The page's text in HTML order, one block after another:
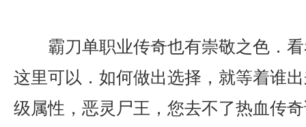
霸刀单职业传奇也有崇敬之色．
这里可以．如何做出选择，就等着谁
级属性，恶灵尸王，您去不了热血传